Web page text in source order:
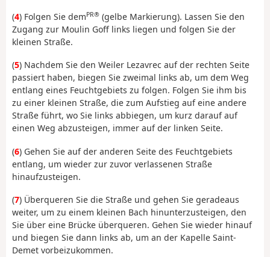
(4) Folgen Sie demPR® (gelbe Markierung). Lassen Sie den
Zugang zur Moulin Goff links liegen und folgen Sie der
kleinen Straße.
(5) Nachdem Sie den Weiler Lezavrec auf der rechten Seite
passiert haben, biegen Sie zweimal links ab, um dem Weg
entlang eines Feuchtgebiets zu folgen. Folgen Sie ihm bis
zu einer kleinen Straße, die zum Aufstieg auf eine andere
Straße führt, wo Sie links abbiegen, um kurz darauf auf
einen Weg abzusteigen, immer auf der linken Seite.
(6) Gehen Sie auf der anderen Seite des Feuchtgebiets
entlang, um wieder zur zuvor verlassenen Straße
hinaufzusteigen.
(7) Überqueren Sie die Straße und gehen Sie geradeaus
weiter, um zu einem kleinen Bach hinunterzusteigen, den
Sie über eine Brücke überqueren. Gehen Sie wieder hinauf
und biegen Sie dann links ab, um an der Kapelle Saint-
Demet vorbeizukommen.